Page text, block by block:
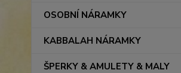
OSOBNÍ NÁRAMKY
KABBALAH NÁRAMKY
ŠPERKY & AMULETY & MALY